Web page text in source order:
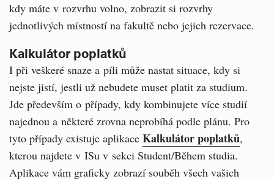
kdy máte v rozvrhu volno, zobrazit si rozvrhy
jednotlivých místností na fakultě nebo jejich rezervace.
Kalkulátor poplatků
I při veškeré snaze a píli může nastat situace, kdy si
nejste jistí, jestli už nebudete muset platit za studium.
Jde především o případy, kdy kombinujete více studií
najednou a některé zrovna neprobíhá podle plánu. Pro
tyto případy existuje aplikace Kalkulátor poplatků,
kterou najdete v ISu v sekci Student/Během studia.
Aplikace vám graficky zobrazí souběh všech vašich